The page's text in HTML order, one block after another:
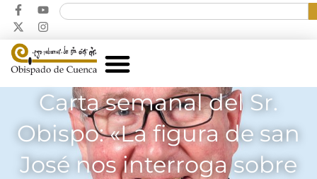
Carta semanal del Sr.
Obispo: «La figura de san
José nos interroga sobre